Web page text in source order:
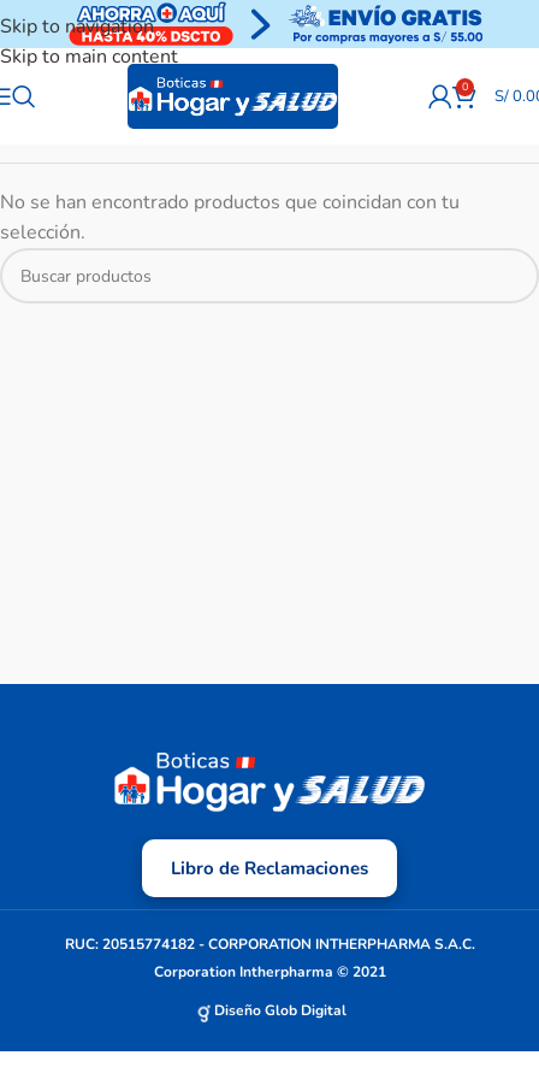
Skip to navigation
Skip to main content
0 S/
No se han encontrado productos que coincidan con tu
selección.
Libro de Reclamaciones
RUC: 20515774182 - CORPORATION INTHERPHARMA S.A.C.
Corporation Intherpharma © 2021
Diseño Glob Digital